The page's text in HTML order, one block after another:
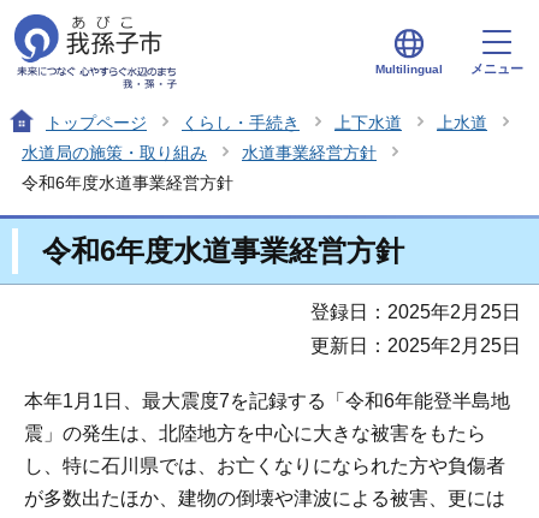
Multilingual メニュー
トップページ くらし・手続き 上下水道
上水道
水道局の施策・取り組み
水道事業経営方針
令和6年度水道事業経営方針
令和6年度水道事業経営方針
登録日：2025年2月25日
更新日：2025年2月25日
本年1月1日、最大震度7を記録する「令和6年能登半島地
震」の発生は、北陸地方を中心に大きな被害をもたら
し、特に石川県では、お亡くなりになられた方や負傷者
が多数出たほか、建物の倒壊や津波による被害、更には